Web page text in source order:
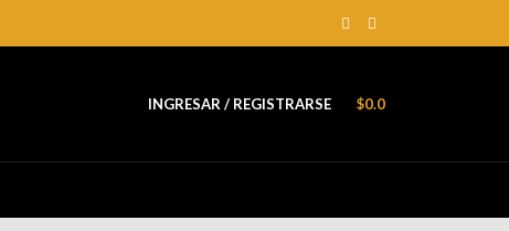
INGRESAR / REGISTRARSE $0.0